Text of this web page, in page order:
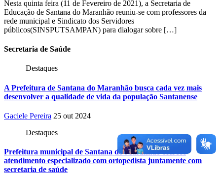
Nesta quinta feira (11 de Fevereiro de 2021), a Secretaria de
Educação de Santana do Maranhão reuniu-se com professores da
rede municipal e Sindicato dos Servidores
públicos(SINSPUTSAMPAN) para dialogar sobre […]
Secretaria de Saúde
Destaques
A Prefeitura de Santana do Maranhão busca cada vez mais
desenvolver a qualidade de vida da população Santanense
Gaciele Pereira 25 out 2024
Destaques
Prefeitura municipal de Santana do Maranhão oferece
atendimento especializado com ortopedista juntamente com
secretaria de saúde